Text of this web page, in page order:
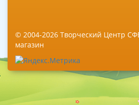
© 2004-2026 Творческий Центр
магазин